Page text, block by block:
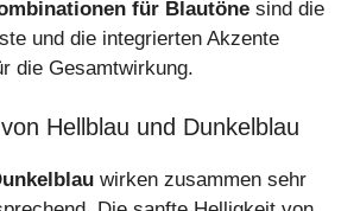
für Blautöne sind die
und die integrierten Akzente
die Gesamtwirkung.
Hellblau und Dunkelblau
wirken zusammen sehr